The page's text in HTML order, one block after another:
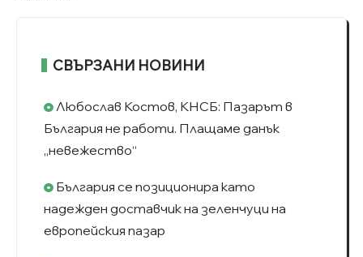
СВЪРЗАНИ НОВИНИ
Любослав Костов, КНСБ: Пазарът в
България не работи. Плащаме данък
„невежество“
България се позиционира като
надежден доставчик на зеленчуци на
европейския пазар